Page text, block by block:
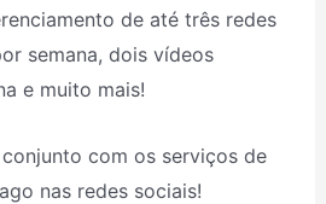
de até três redes
semana, dois vídeos
e muito mais!
com os serviços de
nas redes sociais!